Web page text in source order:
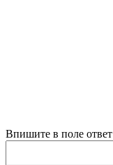
Впишите в поле ответ